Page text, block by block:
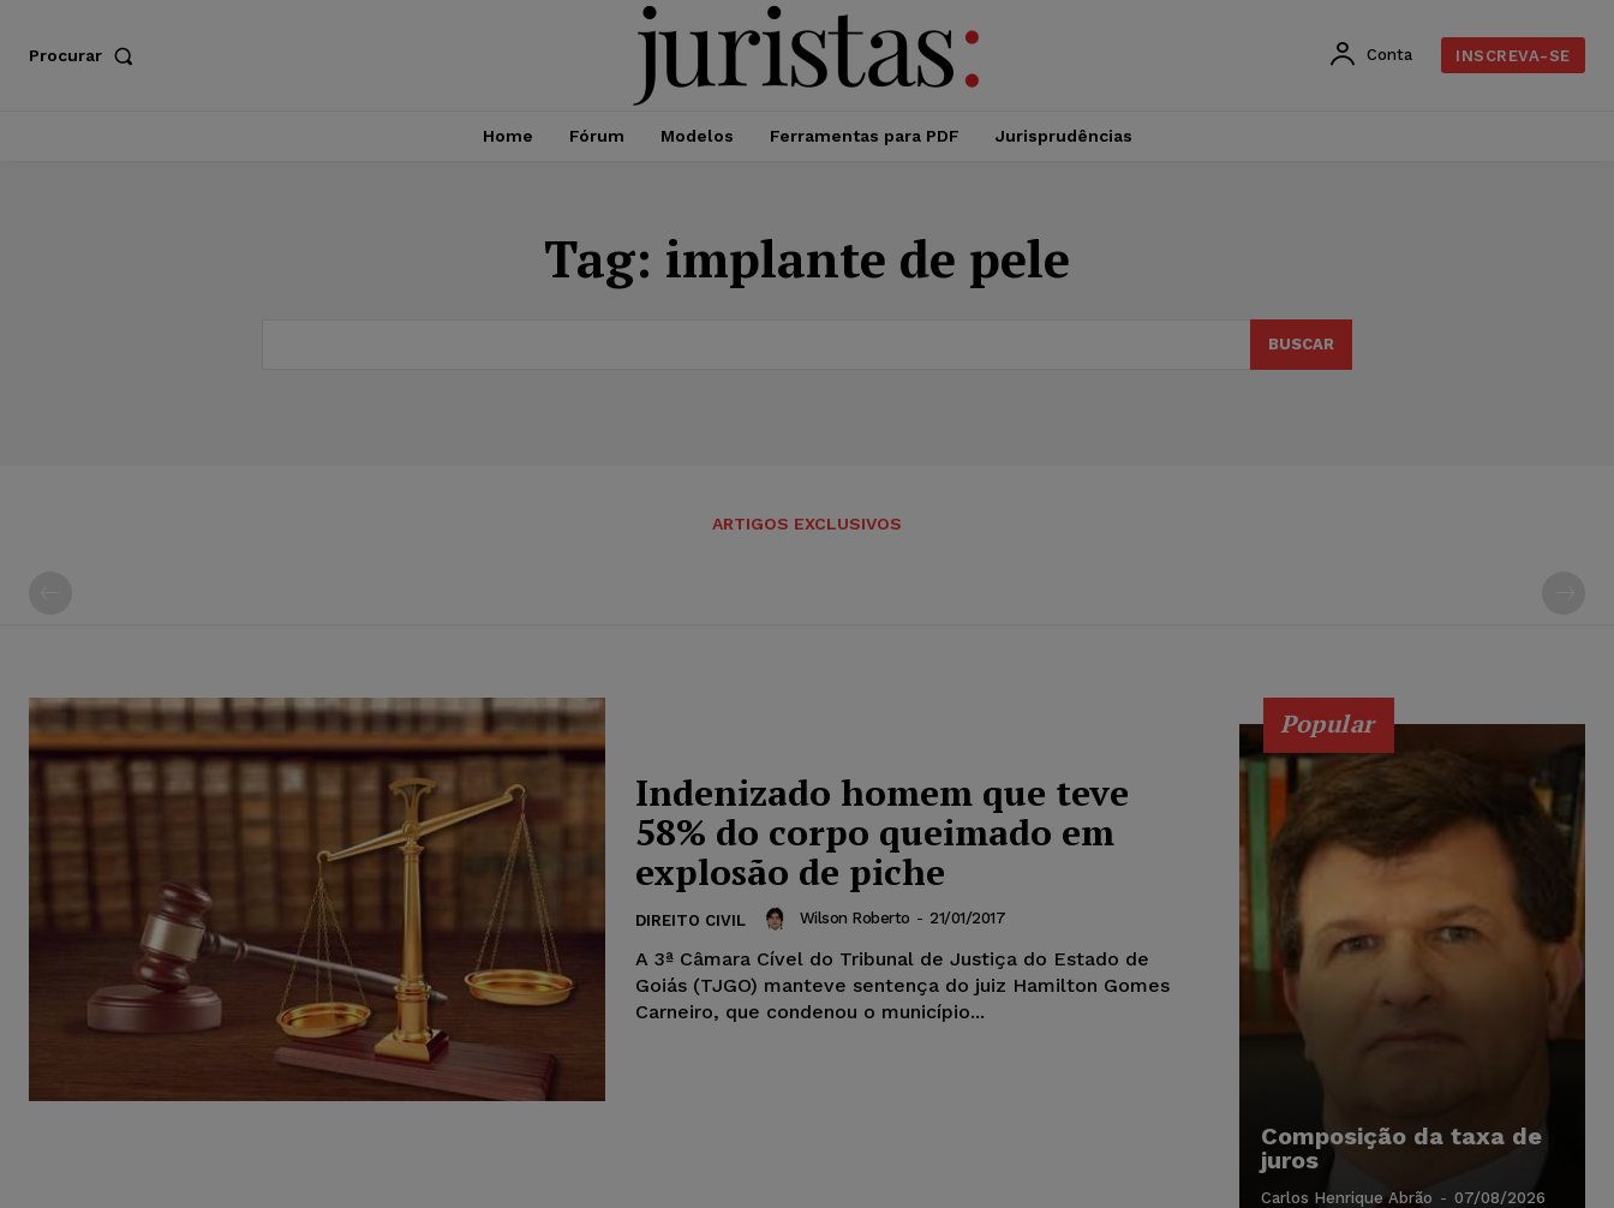
Procurar Conta INSCREVA-SE
Home Fórum Modelos Ferramentas para PDF Jurisprudências
Tag: implante de pele
BUSCAR
ARTIGOS EXCLUSIVOS
Indenizado homem que teve
58% do corpo queimado em
explosão de piche
DIREITO CIVIL Wilson Roberto - 21/01/2017
A 3ª Câmara Cível do Tribunal de Justiça do Estado de
Goiás (TJGO) manteve sentença do juiz Hamilton Gomes
Carneiro, que condenou o município...
Popular
Composição da taxa de
juros
Carlos Henrique Abrão - 07/08/2026